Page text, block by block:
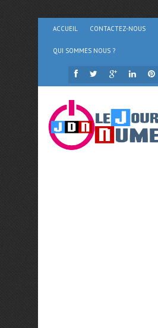
ACCUEIL CONTACTEZ-NOUS
QUI SOMMES NOUS ?